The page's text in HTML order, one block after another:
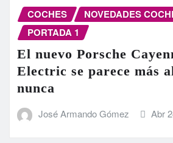
COCHES
NOVEDADES
PORTADA 1
El nuevo Porsche
Electric se parece más
nunca
José Armando Gómez Abr